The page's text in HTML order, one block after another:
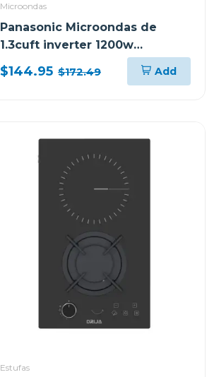
Microondas
Panasonic Microondas de
1.3cuft inverter 1200w
plateado nnsc649sr
$144.95 $172.49 Add
Estufas